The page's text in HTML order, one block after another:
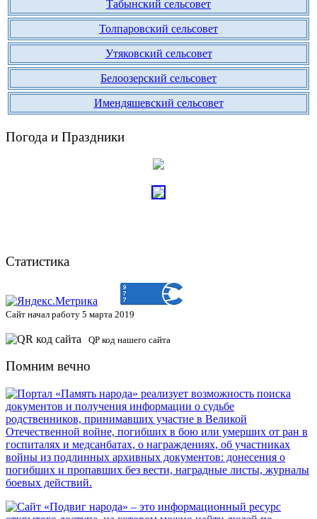
Табынский сельсовет
Толпаровский сельсовет
Утяковский сельсовет
Белоозерский сельсовет
Имендяшевский сельсовет
Погода и Праздники
Статистика
Сайт начал работу 5 марта 2019
QP код нашего сайта
Помним вечно